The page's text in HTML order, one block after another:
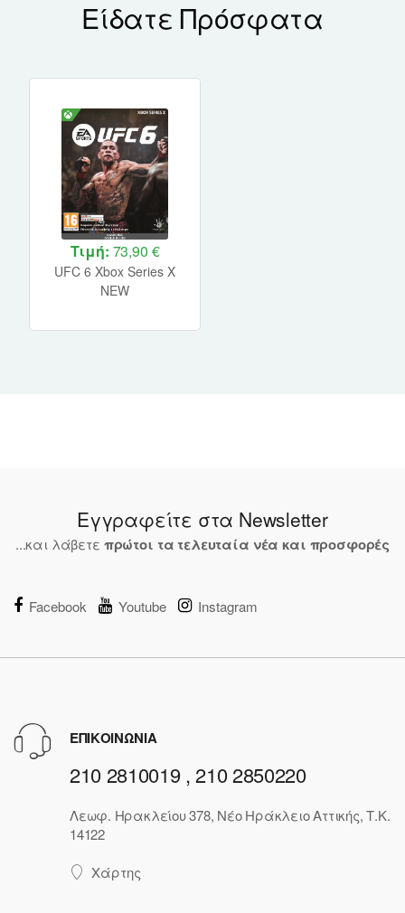
Είδατε Πρόσφατα
Τιμή: 73,90 €
UFC 6 Xbox Series X
NEW
Εγγραφείτε στα Newsletter
...και λάβετε πρώτοι τα τελευταία νέα και προσφορές
Facebook Youtube Instagram
ΕΠΙΚΟΙΝΩΝΙΑ
210 2810019 , 210 2850220
Λεωφ. Ηρακλείου 378, Νέο Ηράκλειο Αττικής, Τ.Κ.
14122
Χάρτης